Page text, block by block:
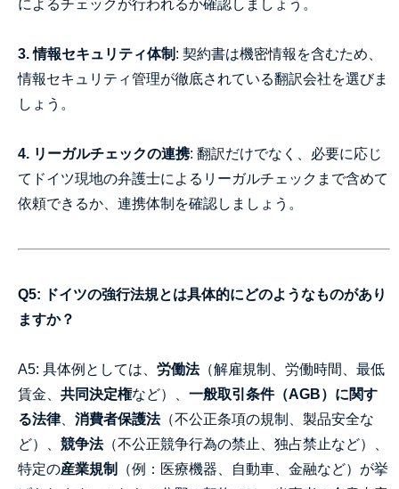
によるチェックが行われるか確認しましょう。
3. 情報セキュリティ体制 : 契約書は機密情報を含むため、
情報セキュリティ管理が徹底されている翻訳会社を選びま
しょう。
4. リーガルチェックの連携: 翻訳だけでなく、必要に応じ
てドイツ現地の弁護士によるリーガルチェックまで含めて
依頼できるか、連携体制を確認しましょう。
Q5: ドイツの強行法規とは具体的にどのようなものがあり
ますか？
A5: 具体例としては、 労働法（解雇規制、労働時間、最低
賃金、 共同決定権など）、 一般取引条件（AGB）に関す
る法律、 消費者保護法（不公正条項の規制、製品安全な
ど）、 競争法（不公正競争行為の禁止、独占禁止など）、
特定の産業規制
（例：医療機器、自動車、金融など）が挙